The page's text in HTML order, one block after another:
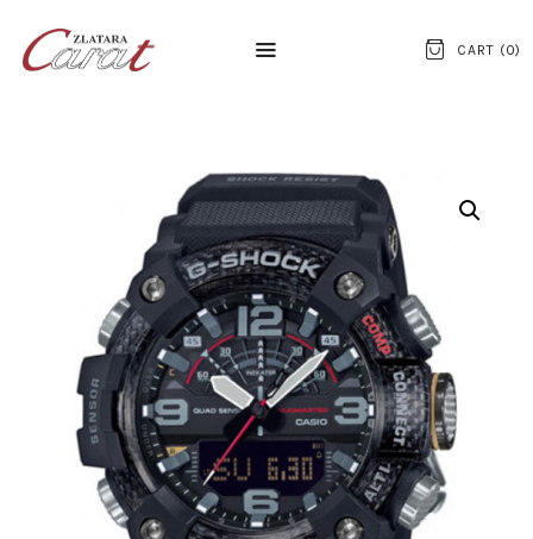
CART (0)
NASLOVNA
O NAMA
KONTAKT
SATOVI
SREBRNI NAKIT
ZLATNI NAKIT